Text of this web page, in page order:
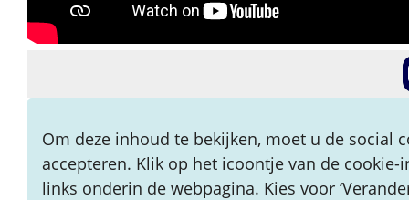
Om deze inhoud te bekijken, moet u de social
accepteren. Klik op het icoontje van de cookie-
links onderin de webpagina. Kies voor